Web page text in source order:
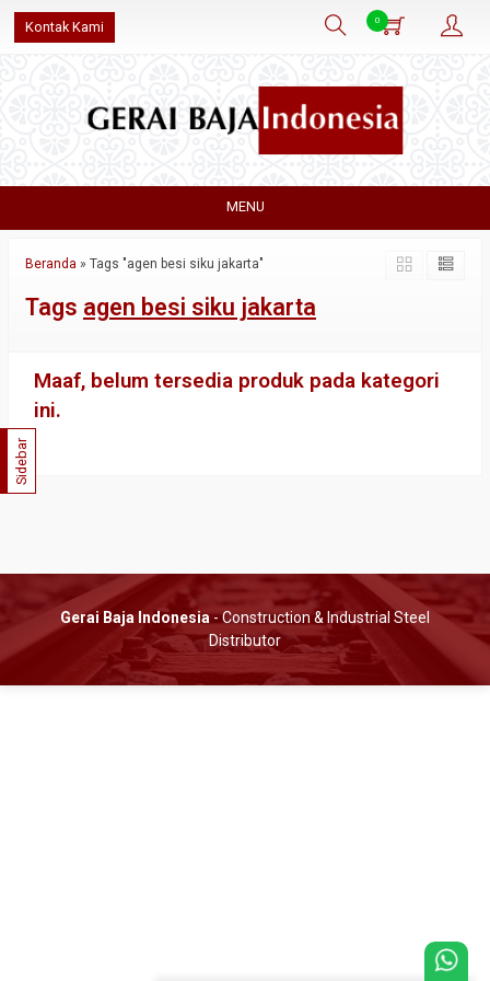
Kontak Kami 0
MENU
Beranda » Tags "agen besi siku jakarta"
Tags agen besi siku jakarta
Maaf, belum tersedia produk pada kategori
ini.
Sidebar
Gerai Baja Indonesia- Construction & Industrial Steel
Distributor